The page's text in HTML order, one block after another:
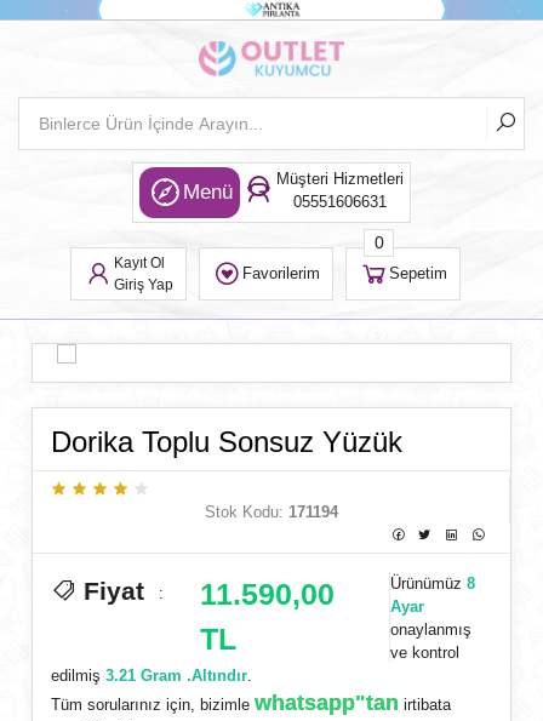
Menü
Müşteri Hizmetleri
05551606631
Kayıt Ol
Giriş Yap
Favorilerim Sepetim
0
Dorika Toplu Sonsuz Yüzük
Stok Kodu: 171194
Fiyat :
11.590,00
TL
Ürünümüz8
Ayar
onaylanmış
ve kontrol
edilmiş3.21 Gram .Altındır.
Tüm sorularınız için, bizimlewhatsapp"tan irtibata